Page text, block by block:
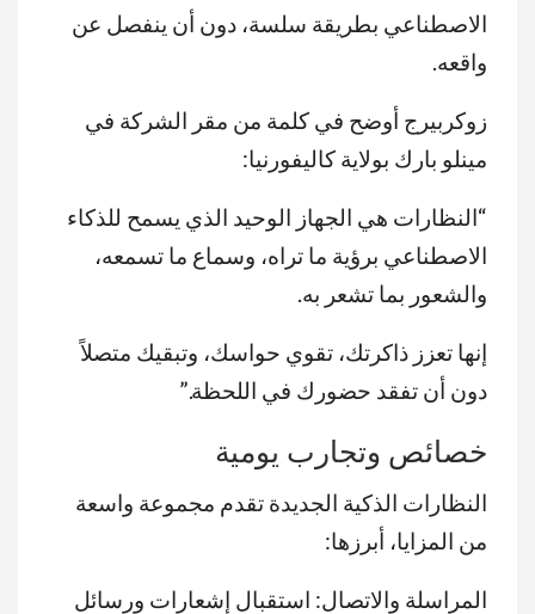
الاصطناعي بطريقة سلسة، دون أن ينفصل عن
واقعه.
زوكربيرج أوضح في كلمة من مقر الشركة في
مينلو بارك بولاية كاليفورنيا:
“النظارات هي الجهاز الوحيد الذي يسمح للذكاء
الاصطناعي برؤية ما تراه، وسماع ما تسمعه،
والشعور بما تشعر به.
إنها تعزز ذاكرتك، تقوي حواسك، وتبقيك متصلاً
دون أن تفقد حضورك في اللحظة.”
خصائص وتجارب يومية
النظارات الذكية الجديدة تقدم مجموعة واسعة
من المزايا، أبرزها:
المراسلة والاتصال: استقبال إشعارات ورسائل